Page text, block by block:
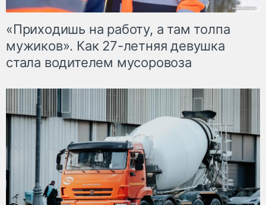
«Приходишь на работу, а там толпа
мужиков». Как 27-летняя девушка
стала водителем мусоровоза